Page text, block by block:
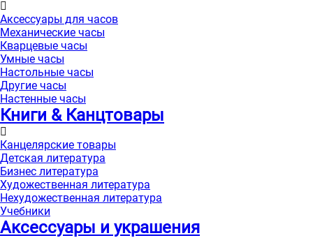
Аксессуары для часов
Механические часы
Кварцевые часы
Умные часы
Настольные часы
Другие часы
Настенные часы
Книги & Канцтовары
Канцелярские товары
Детская литература
Бизнес литература
Художественная литература
Нехудожественная литература
Учебники
Аксессуары и украшения